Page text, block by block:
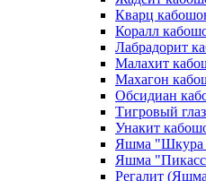
Кварц
Коралл
Лабрадорит
Малахит
Махагон
Обсидиан
Тигровый
Унакит
Яшма "Шкура
Яшма
Регалит